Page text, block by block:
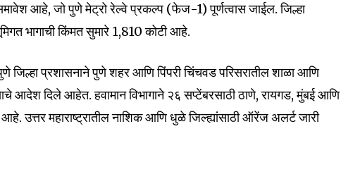
समावेश आहे, जो पुणे मेट्रो रेल्वे प्रकल्प (फेज-1) पूर्णत्वास जाईल. जिल्हा
भागाची किंमत सुमारे ₹1,810 कोटी आहे.
जिल्हा प्रशासनाने पुणे शहर आणि पिंपरी चिंचवड परिसरातील शाळा आणि
आदेश दिले आहेत. हवामान विभागाने २६ सप्टेंबरसाठी ठाणे, रायगड, मुंबई आणि
उत्तर महाराष्ट्रातील नाशिक आणि धुळे जिल्ह्यांसाठी ऑरेंज अलर्ट जारी